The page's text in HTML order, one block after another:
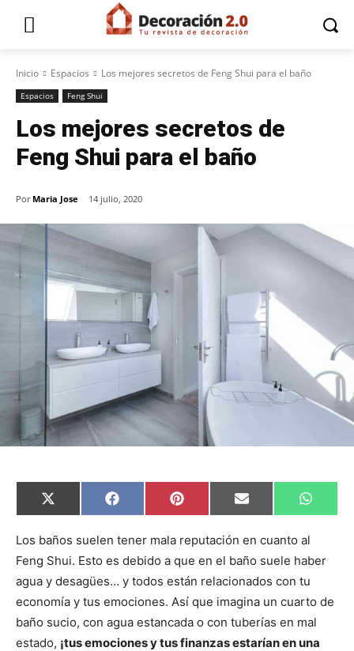
Inicio Espacios Los mejores secretos de Feng Shui para el baño
Espacios Feng Shui
Los mejores secretos de
Feng Shui para el baño
Por Maria Jose 14 julio, 2020
C
o
p
r
i
r
e
n
X
(
w
t
t
e
r
)
C
o
p
r
i
r
e
n
F
a
e
o
o
k
C
o
p
a
r
t
i
r
e
n
P
i
t
r
e
s
t
C
o
p
r
i
r
e
n
E
m
i
C
o
r
r
e
n
W
h
A
Los baños suelen tener mala reputación en cuanto al
Feng Shui. Esto es debido a que en el baño suele haber
agua y desagües… y todos están relacionados con tu
economía y tus emociones. Así que imagina un cuarto de
baño sucio, con agua estancada o con tuberías en mal
estado, ¡tus emociones y tus finanzas estarían en una